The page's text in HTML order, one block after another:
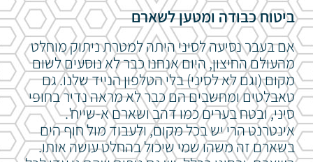
ביטוח כבודה ומטען לשארם
אם בעבר נסיעה לסיני היתה למטרת ניתוק מוחלט
מהעולם החיצון, היום אנחנו כבר לא נוסעים לשום
מקום (וגם לא לסיני) בלי הטלפון הנייד שלנו. גם
טאבלטים ומחשבים הם כבר לא מראה נדיר בחופי
סיני, ובטח בערים כמו דהב ושארם א-שייח'.
אינטרנט הרי יש בכל מקום, ולעבוד מול חוף הים
בשארם זה משהו שמי שיכול בהחלט עושה אותו.